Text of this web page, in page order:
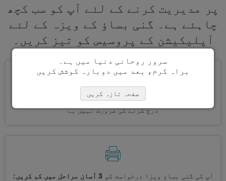
پر مدیریت کرنے کے لئے آپ کو سب کچھ
چاہئے ہے۔ گنی بساؤ کے ویزہ کے لئے
آپلیکیشن کے پروسیس کو تیز کریں۔
ایک ساتھ کئی ویزے درخواست کریںخود بخود، تکراری معلومات
درج کرنے کی ضرورت نہیں ہے
آپ کی گنی بساؤ ویزا درخواست کو
3 آسان مراحل میں کم کریں:
سرور روحانی دنیا میں ہے۔
براہ کرم، بعد میں دوبارہ کوشش کریں
صفحہ تازہ کریں